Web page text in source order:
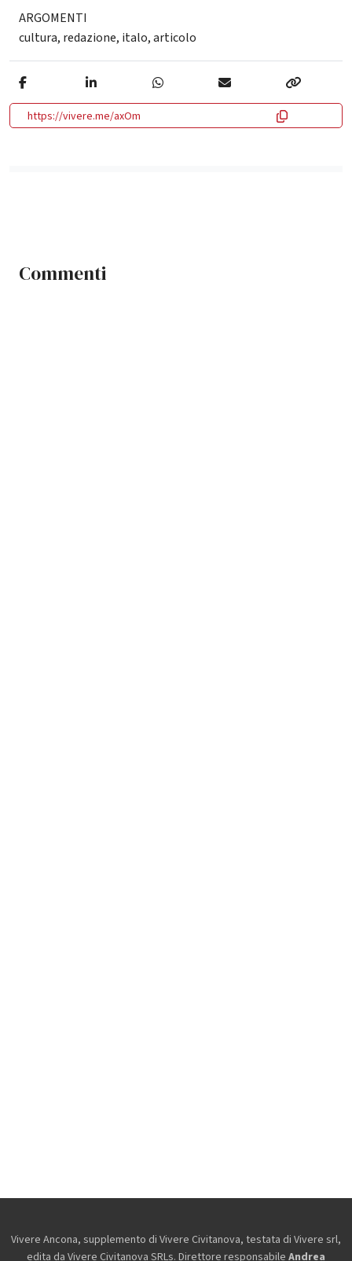
ARGOMENTI
cultura, redazione, italo,articolo
https://vivere.me/axOm
Commenti
Vivere Ancona, supplemento di Vivere Civitanova, testata di Vivere srl,
edita da Vivere Civitanova SRLs. Direttore responsabile Andrea